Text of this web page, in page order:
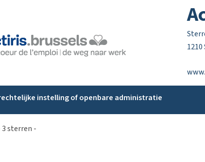
instelling of openbare administratie
3 sterren -